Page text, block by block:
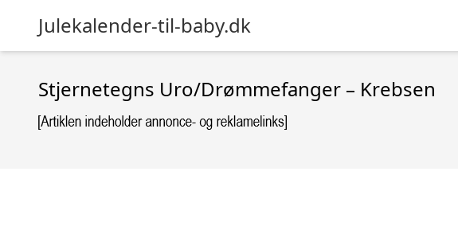
Julekalender-til-baby.dk
Stjernetegns Uro/Drømmefanger – Krebsen